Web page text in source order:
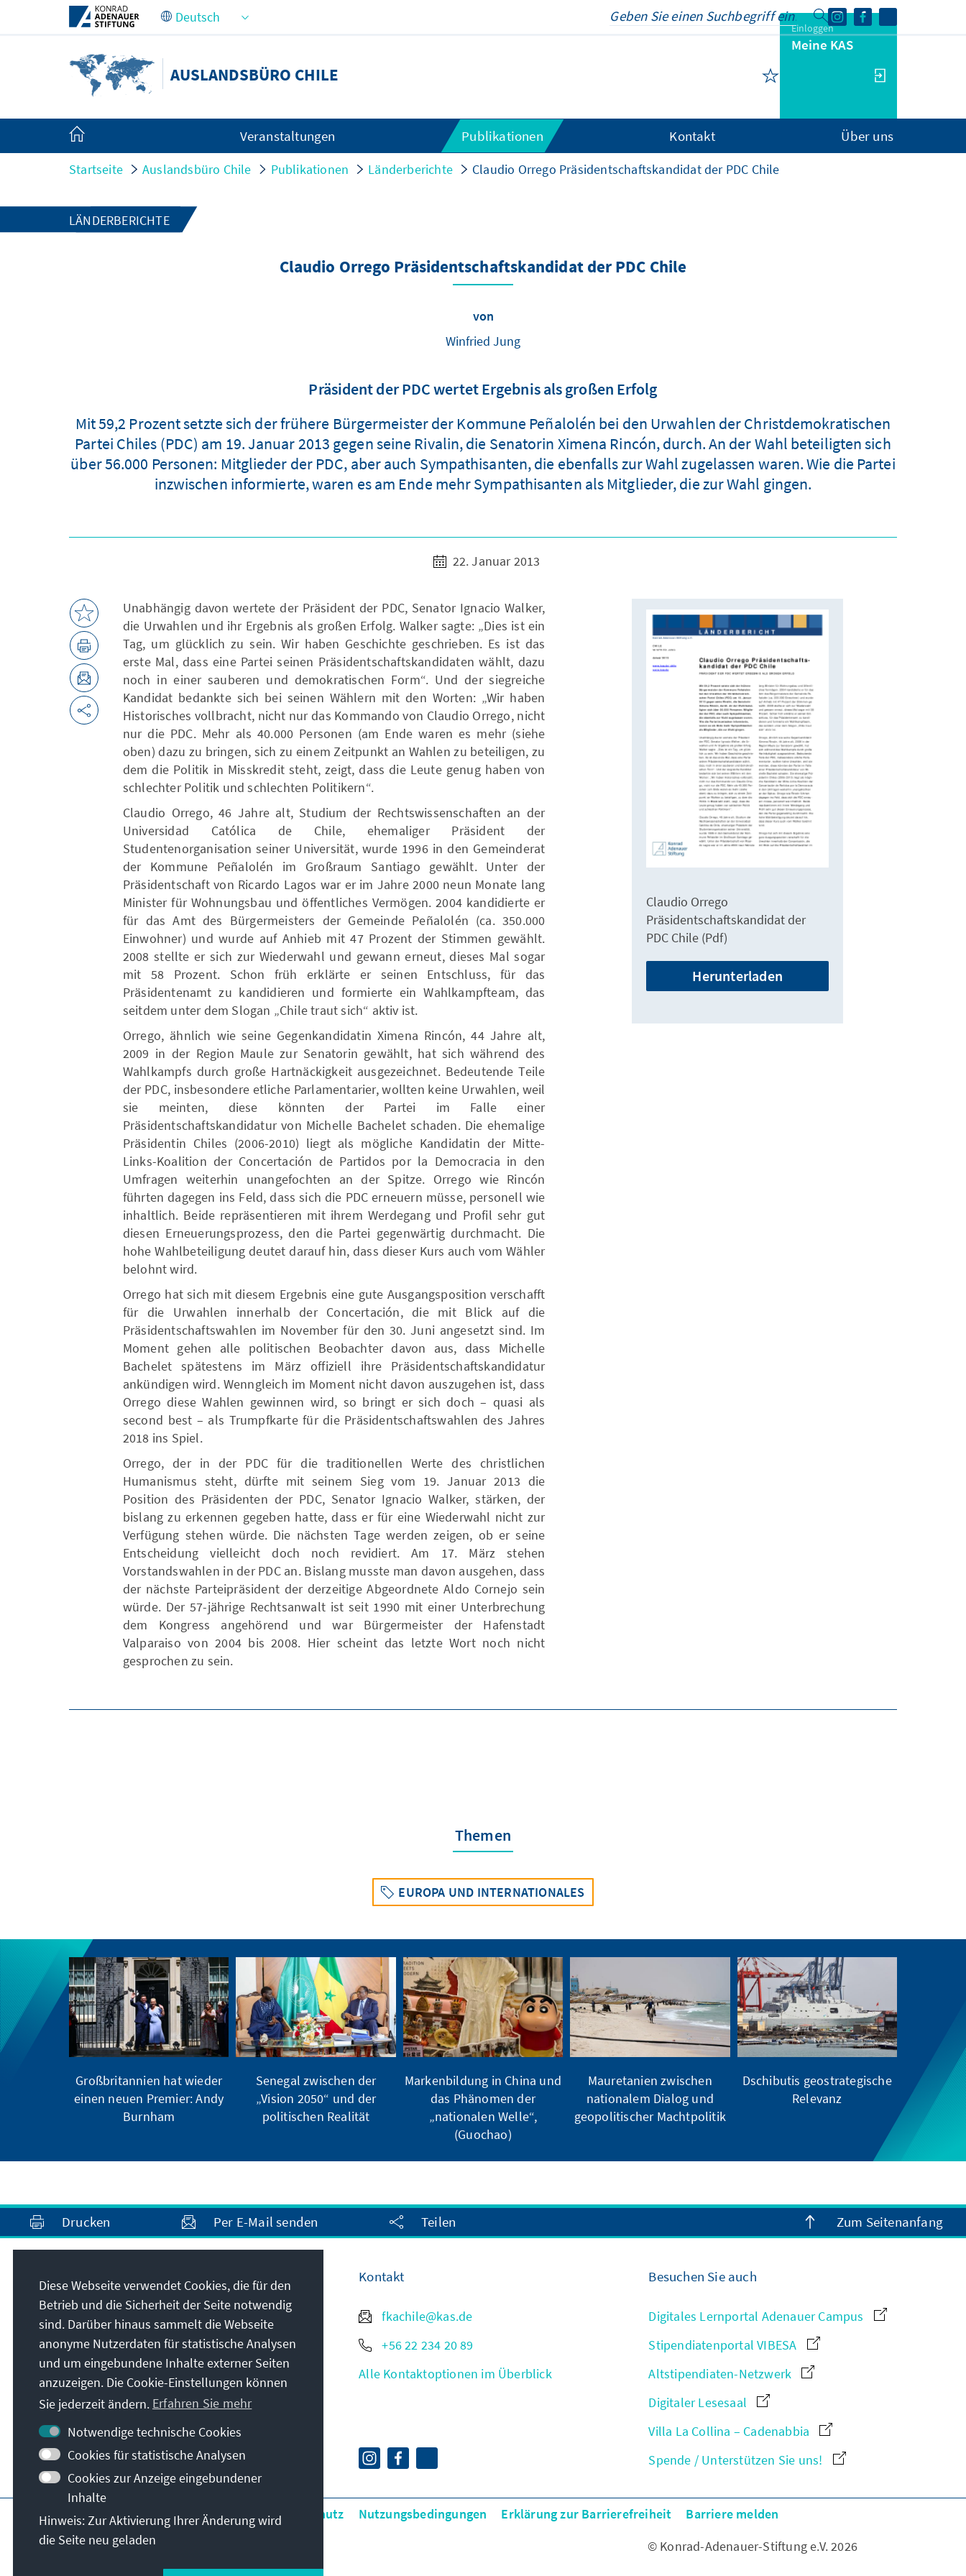
Zum Hauptinhalt springen
AUSLANDSBÜRO CHILE
Einloggen
Meine KAS
Veranstaltungen Publikationen Kontakt Über uns
Startseite Auslandsbüro Chile Publikationen Länderberichte Claudio Orrego Präsidentschaftskandidat der PDC Chile
LÄNDERBERICHTE
Claudio Orrego Präsidentschaftskandidat der PDC Chile
von
Winfried Jung
Präsident der PDC wertet Ergebnis als großen Erfolg
Mit 59,2 Prozent setzte sich der frühere Bürgermeister der Kommune Peñalolén bei den Urwahlen der Christdemokratischen
Partei Chiles (PDC) am 19. Januar 2013 gegen seine Rivalin, die Senatorin Ximena Rincón, durch. An der Wahl beteiligten sich
über 56.000 Personen: Mitglieder der PDC, aber auch Sympathisanten, die ebenfalls zur Wahl zugelassen waren. Wie die Partei
inzwischen informierte, waren es am Ende mehr Sympathisanten als Mitglieder, die zur Wahl gingen.
22. Januar 2013
Unabhängig davon wertete der Präsident der PDC, Senator Ignacio Walker,
die Urwahlen und ihr Ergebnis als großen Erfolg. Walker sagte: „Dies ist ein
Tag, um glücklich zu sein. Wir haben Geschichte geschrieben. Es ist das
erste Mal, dass eine Partei seinen Präsidentschaftskandidaten wählt, dazu
noch in einer sauberen und demokratischen Form“. Und der siegreiche
Kandidat bedankte sich bei seinen Wählern mit den Worten: „Wir haben
Historisches vollbracht, nicht nur das Kommando von Claudio Orrego, nicht
nur die PDC. Mehr als 40.000 Personen (am Ende waren es mehr (siehe
oben) dazu zu bringen, sich zu einem Zeitpunkt an Wahlen zu beteiligen, zu
dem die Politik in Misskredit steht, zeigt, dass die Leute genug haben von
schlechter Politik und schlechten Politikern“.
Claudio Orrego, 46 Jahre alt, Studium der Rechtswissenschaften an der
Universidad Católica de Chile, ehemaliger Präsident der
Studentenorganisation seiner Universität, wurde 1996 in den Gemeinderat
der Kommune Peñalolén im Großraum Santiago gewählt. Unter der
Präsidentschaft von Ricardo Lagos war er im Jahre 2000 neun Monate lang
Minister für Wohnungsbau und öffentliches Vermögen. 2004 kandidierte er
für das Amt des Bürgermeisters der Gemeinde Peñalolén (ca. 350.000
Einwohner) und wurde auf Anhieb mit 47 Prozent der Stimmen gewählt.
2008 stellte er sich zur Wiederwahl und gewann erneut, dieses Mal sogar
mit 58 Prozent. Schon früh erklärte er seinen Entschluss, für das
Präsidentenamt zu kandidieren und formierte ein Wahlkampfteam, das
seitdem unter dem Slogan „Chile traut sich“ aktiv ist.
Orrego, ähnlich wie seine Gegenkandidatin Ximena Rincón, 44 Jahre alt,
2009 in der Region Maule zur Senatorin gewählt, hat sich während des
Wahlkampfs durch große Hartnäckigkeit ausgezeichnet. Bedeutende Teile
der PDC, insbesondere etliche Parlamentarier, wollten keine Urwahlen, weil
sie meinten, diese könnten der Partei im Falle einer
Präsidentschaftskandidatur von Michelle Bachelet schaden. Die ehemalige
Präsidentin Chiles (2006-2010) liegt als mögliche Kandidatin der Mitte-
Links-Koalition der Concertación de Partidos por la Democracia in den
Umfragen weiterhin unangefochten an der Spitze. Orrego wie Rincón
führten dagegen ins Feld, dass sich die PDC erneuern müsse, personell wie
inhaltlich. Beide repräsentieren mit ihrem Werdegang und Profil sehr gut
diesen Erneuerungsprozess, den die Partei gegenwärtig durchmacht. Die
hohe Wahlbeteiligung deutet darauf hin, dass dieser Kurs auch vom Wähler
belohnt wird.
Orrego hat sich mit diesem Ergebnis eine gute Ausgangsposition verschafft
für die Urwahlen innerhalb der Concertación, die mit Blick auf die
Präsidentschaftswahlen im November für den 30. Juni angesetzt sind. Im
Moment gehen alle politischen Beobachter davon aus, dass Michelle
Bachelet spätestens im März offiziell ihre Präsidentschaftskandidatur
ankündigen wird. Wenngleich im Moment nicht davon auszugehen ist, dass
Orrego diese Wahlen gewinnen wird, so bringt er sich doch – quasi als
second best – als Trumpfkarte für die Präsidentschaftswahlen des Jahres
2018 ins Spiel.
Orrego, der in der PDC für die traditionellen Werte des christlichen
Humanismus steht, dürfte mit seinem Sieg vom 19. Januar 2013 die
Position des Präsidenten der PDC, Senator Ignacio Walker, stärken, der
bislang zu erkennen gegeben hatte, dass er für eine Wiederwahl nicht zur
Verfügung stehen würde. Die nächsten Tage werden zeigen, ob er seine
Entscheidung vielleicht doch noch revidiert. Am 17. März stehen
Vorstandswahlen in der PDC an. Bislang musste man davon ausgehen, dass
der nächste Parteipräsident der derzeitige Abgeordnete Aldo Cornejo sein
würde. Der 57-jährige Rechtsanwalt ist seit 1990 mit einer Unterbrechung
dem Kongress angehörend und war Bürgermeister der Hafenstadt
Valparaiso von 2004 bis 2008. Hier scheint das letzte Wort noch nicht
gesprochen zu sein.
Claudio Orrego
Präsidentschaftskandidat der
PDC Chile (Pdf)
Herunterladen
Themen
EUROPA UND INTERNATIONALES
Großbritannien hat wieder
einen neuen Premier: Andy
Burnham
Senegal zwischen der
„Vision 2050“ und der
politischen Realität
Markenbildung in China und
das Phänomen der
„nationalen Welle“,
(Guochao)
Mauretanien zwischen
nationalem Dialog und
geopolitischer Machtpolitik
Dschibutis geostrategische
Relevanz
Drucken Per E-Mail senden Teilen Zum Seitenanfang
Konrad-Adenauer-Stiftung e.V.
Auslandsbüro Chile
Enrique Nercasseaux 2381, Providencia
Santiago de Chile
Chile
Kontakt
fkachile@kas.de
+56 22 234 20 89
Alle Kontaktoptionen im Überblick
Besuchen Sie auch
Digitales Lernportal Adenauer Campus
Stipendiatenportal VIBESA
Altstipendiaten-Netzwerk
Digitaler Lesesaal
Villa La Collina – Cadenabbia
Spende / Unterstützen Sie uns!
Hauptseite der KAS Impressum Datenschutz Nutzungsbedingungen Erklärung zur Barrierefreiheit
Barriere melden
© Konrad-Adenauer-Stiftung e.V. 2026
Diese Webseite verwendet Cookies, die für den
Betrieb und die Sicherheit der Seite notwendig
sind. Darüber hinaus sammelt die Webseite
anonyme Nutzerdaten für statistische Analysen
und um eingebundene Inhalte externer Seiten
anzuzeigen. Die Cookie-Einstellungen können
Sie jederzeit ändern. Erfahren Sie mehr
Notwendige technische Cookies
Cookies für statistische Analysen
Cookies zur Anzeige eingebundener
Inhalte
Hinweis: Zur Aktivierung Ihrer Änderung wird
die Seite neu geladen